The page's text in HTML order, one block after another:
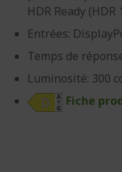
HDR Ready (HDR
Entrées:
Temps de
Luminosité: 300
Fiche